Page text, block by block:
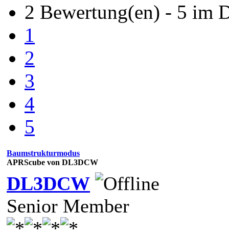
2 Bewertung(en) - 5 im
1
2
3
4
5
Baumstrukturmodus
APRScube von DL3DCW
DL3DCW
Senior Member